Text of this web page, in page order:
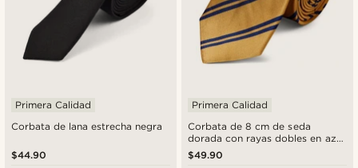
Corbata de lana estrecha negra
Primera Calidad
$44.90
Corbata de 8 cm de seda
dorada con rayas dobles en azul
marino
Primera Calidad
$49.90